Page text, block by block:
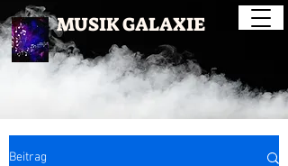
MUSIK GALAXIE
Beitrag